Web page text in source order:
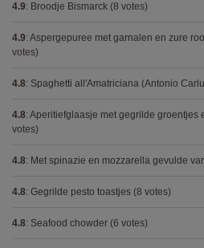
4.9: Broodje Bismarck (8 votes)
4.9: Aspergepuree met garnalen en zure
votes)
4.8: Spaghetti all'Amatriciana (Antonio
4.8: Aperitiefglaasje met gegrilde groentjes
votes)
4.8: Met spinazie en mozzarella gevulde
4.8: Gegrilde pesto toastjes (8 votes)
4.8: Seafood chowder (6 votes)